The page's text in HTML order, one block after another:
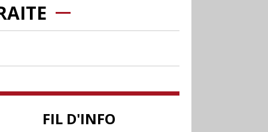
FIL D'INFO
25.06
Action ouvre un